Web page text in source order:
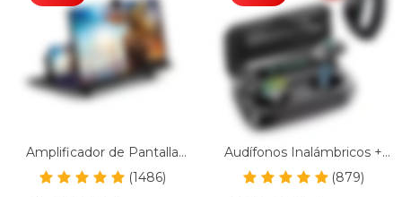
Amplificador de Pantalla
para Celular(1486)
Audífonos Inalámbricos +
Smart Band (Gratis)
(879)